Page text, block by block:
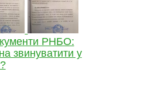
РНБО:
звинуватити у